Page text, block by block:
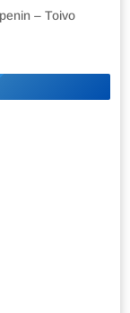
– Toivo